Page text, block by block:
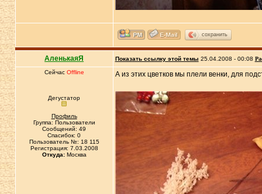
сохранить
АленькаяЯ Показать ссылку этой темы 25.04.2008 - 00:08
Сейчас Offline
Дегустатор
Профиль
Группа: Пользователи
Сообщений: 49
Спасибок: 0
Пользователь №: 18 115
Регистрация: 7.03.2008
Откуда:Москва
А из этих цветков мы плели венки, для